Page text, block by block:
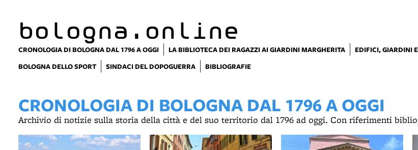
bologna.online
CRONOLOGIA DI BOLOGNA DAL 1796 A OGGI LA BIBLIOTECA DEI RAGAZZI AI GIARDINI MARGHERITA EDIFICI, GIARDINI
BOLOGNA DELLO SPORT
SINDACI DEL DOPOGUERRA BIBLIOGRAFIE
CRONOLOGIA DI BOLOGNA DAL 1796 A OGGI
Archivio di notizie sulla storia della città e del suo territorio dal 1796 ad oggi. Con riferimenti